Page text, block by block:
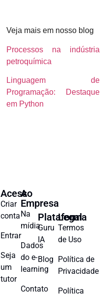
Veja mais em nosso blog
Processos na indústria
petroquímica
Linguagem de
Programação: Destaque
em Python
Acesso
Criar
conta
Entrar
Seja
um
tutor
A
Empresa
Na
mídia
Dados
do e-
learning
Contato
Plataforma
Guru
IA
Blog
Legal
Termos
de Uso
Política de
Privacidade
Política